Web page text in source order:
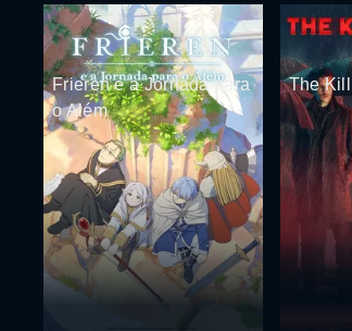
Frieren e a Jornada para
o Além
The